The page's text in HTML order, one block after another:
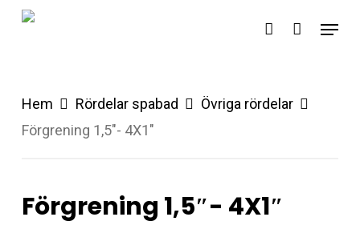
Skip
account
Menu
Hem Rördelar spabad
Övriga rördelar
Förgrening 1,5″- 4X1″
Förgrening 1,5″- 4X1″